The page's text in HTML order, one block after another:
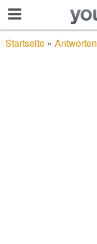
Startseite» Antworten